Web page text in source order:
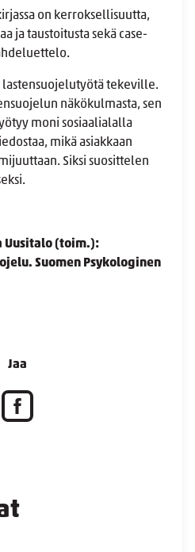
on kerroksellisuutta,
ja taustoitusta sekä case-
lastensuojelutyötä tekeville.
näkökulmasta, sen
moni sosiaalialalla
mikä asiakkaan
Siksi suosittelen
Uusitalo (toim.):
Suomen Psykologinen
Jaa